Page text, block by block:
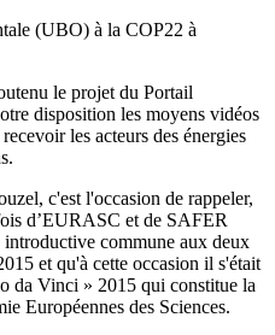
(UBO) à la COP22 à
le projet du Portail
disposition les moyens vidéos
les acteurs des énergies
c'est l'occasion de rappeler,
d’EURASC et de SAFER
introductive commune aux deux
et qu'à cette occasion il s'était
da Vinci » 2015 qui constitue la
Européennes des Sciences.